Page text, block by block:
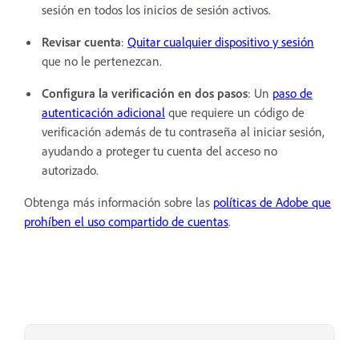
sesión en todos los inicios de sesión activos.
Revisar cuenta: Quitar cualquier dispositivo y sesión
que no le pertenezcan.
Configura la verificación en dos pasos: Un paso de
autenticación adicional que requiere un código de
verificación además de tu contraseña al iniciar sesión,
ayudando a proteger tu cuenta del acceso no
autorizado.
Obtenga más información sobre las políticas de Adobe que
prohíben el uso compartido de cuentas.